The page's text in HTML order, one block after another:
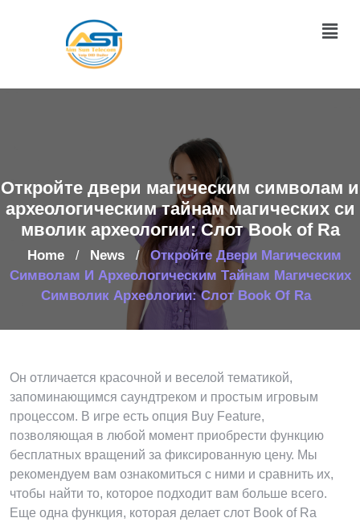
Откройте двери магическим символам и
археологическим тайнам магических си
мволик археологии: Слот Book of Ra
Home / News /
Откройте Двери Магическим
Символам И Археологическим Тайнам Магических
Символик Археологии: Слот Book Of Ra
Он отличается красочной и веселой тематикой,
запоминающимся саундтреком и простым игровым
процессом. В игре есть опция Buy Feature,
позволяющая в любой момент приобрести функцию
бесплатных вращений за фиксированную цену. Мы
рекомендуем вам ознакомиться с ними и сравнить их,
чтобы найти то, которое подходит вам больше всего.
Еще одна функция, которая делает слот Book of Ra